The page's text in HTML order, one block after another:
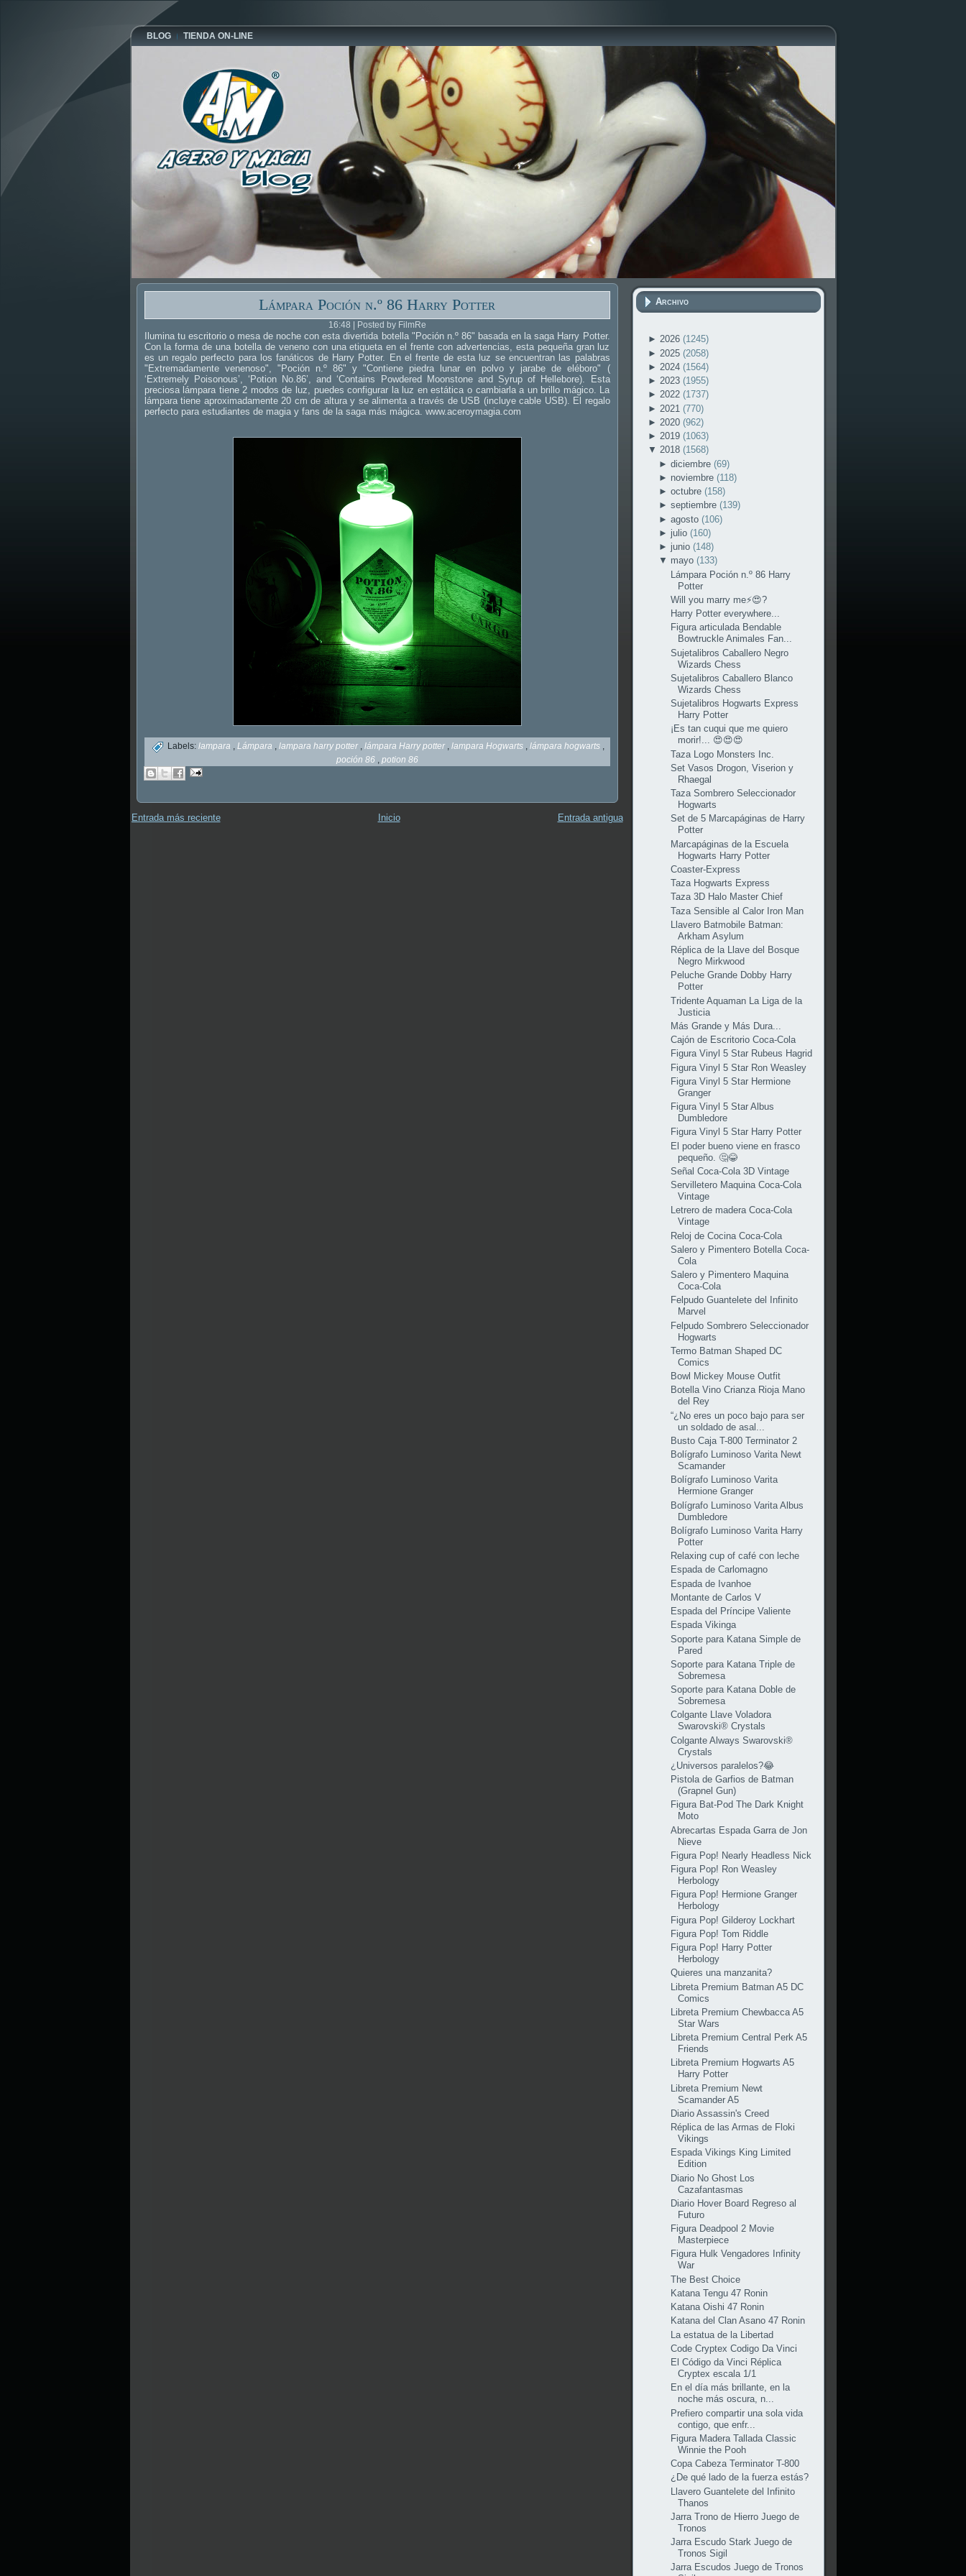
BLOG TIENDA ON-LINE
Lámpara Poción n.º 86 Harry Potter
16:48 | Posted by FilmRe
Ilumina tu escritorio o mesa de noche con esta divertida botella "Poción n.º 86" basada en la saga Harry Potter.
Con la forma de una botella de veneno con una etiqueta en el frente con advertencias, esta pequeña gran luz
es un regalo perfecto para los fanáticos de Harry Potter. En el frente de esta luz se encuentran las palabras
"Extremadamente venenoso", "Poción n.º 86" y "Contiene piedra lunar en polvo y jarabe de eléboro" (
‘Extremely Poisonous’, ‘Potion No.86’, and ‘Contains Powdered Moonstone and Syrup of Hellebore). Esta
preciosa lámpara tiene 2 modos de luz, puedes configurar la luz en estática o cambiarla a un brillo mágico. La
lámpara tiene aproximadamente 20 cm de altura y se alimenta a través de USB (incluye cable USB). El regalo
perfecto para estudiantes de magia y fans de la saga más mágica. www.aceroymagia.com
Labels: lampara , Lámpara , lampara harry potter , lámpara Harry potter , lampara Hogwarts , lámpara hogwarts ,
poción 86
potion 86
Entrada más reciente Entrada antigua
Inicio
Archivo
► 2026 (1245)
► 2025 (2058)
► 2024 (1564)
► 2023 (1955)
► 2022 (1737)
► 2021 (770)
► 2020 (962)
► 2019 (1063)
▼ 2018 (1568)
►diciembre(69)
► noviembre(118)
►octubre(158)
►septiembre(139)
►agosto(106)
► julio(160)
► junio(148)
▼ mayo(133)
Lámpara Poción n.º 86 Harry
Potter
Will you marry me⚡😍?
Harry Potter everywhere...
Figura articulada Bendable
Bowtruckle Animales Fan...
Sujetalibros Caballero Negro
Wizards Chess
Sujetalibros Caballero Blanco
Wizards Chess
Sujetalibros Hogwarts Express
Harry Potter
¡Es tan cuqui que me quiero
morir!... 😍😍😍
Taza Logo Monsters Inc.
Set Vasos Drogon, Viserion y
Rhaegal
Taza Sombrero Seleccionador
Hogwarts
Set de 5 Marcapáginas de Harry
Potter
Marcapáginas de la Escuela
Hogwarts Harry Potter
Coaster-Express
Taza Hogwarts Express
Taza 3D Halo Master Chief
Taza Sensible al Calor Iron Man
Llavero Batmobile Batman:
Arkham Asylum
Réplica de la Llave del Bosque
Negro Mirkwood
Peluche Grande Dobby Harry
Potter
Tridente Aquaman La Liga de la
Justicia
Más Grande y Más Dura...
Cajón de Escritorio Coca-Cola
Figura Vinyl 5 Star Rubeus Hagrid
Figura Vinyl 5 Star Ron Weasley
Figura Vinyl 5 Star Hermione
Granger
Figura Vinyl 5 Star Albus
Dumbledore
Figura Vinyl 5 Star Harry Potter
El poder bueno viene en frasco
pequeño. 🤔😂
Señal Coca-Cola 3D Vintage
Servilletero Maquina Coca-Cola
Vintage
Letrero de madera Coca-Cola
Vintage
Reloj de Cocina Coca-Cola
Salero y Pimentero Botella Coca-
Cola
Salero y Pimentero Maquina
Coca-Cola
Felpudo Guantelete del Infinito
Marvel
Felpudo Sombrero Seleccionador
Hogwarts
Termo Batman Shaped DC
Comics
Bowl Mickey Mouse Outfit
Botella Vino Crianza Rioja Mano
del Rey
“¿No eres un poco bajo para ser
un soldado de asal...
Busto Caja T-800 Terminator 2
Bolígrafo Luminoso Varita Newt
Scamander
Bolígrafo Luminoso Varita
Hermione Granger
Bolígrafo Luminoso Varita Albus
Dumbledore
Bolígrafo Luminoso Varita Harry
Potter
Relaxing cup of café con leche
Espada de Carlomagno
Espada de Ivanhoe
Montante de Carlos V
Espada del Príncipe Valiente
Espada Vikinga
Soporte para Katana Simple de
Pared
Soporte para Katana Triple de
Sobremesa
Soporte para Katana Doble de
Sobremesa
Colgante Llave Voladora
Swarovski® Crystals
Colgante Always Swarovski®
Crystals
¿Universos paralelos?😂
Pistola de Garfios de Batman
(Grapnel Gun)
Figura Bat-Pod The Dark Knight
Moto
Abrecartas Espada Garra de Jon
Nieve
Figura Pop! Nearly Headless Nick
Figura Pop! Ron Weasley
Herbology
Figura Pop! Hermione Granger
Herbology
Figura Pop! Gilderoy Lockhart
Figura Pop! Tom Riddle
Figura Pop! Harry Potter
Herbology
Quieres una manzanita?
Libreta Premium Batman A5 DC
Comics
Libreta Premium Chewbacca A5
Star Wars
Libreta Premium Central Perk A5
Friends
Libreta Premium Hogwarts A5
Harry Potter
Libreta Premium Newt
Scamander A5
Diario Assassin's Creed
Réplica de las Armas de Floki
Vikings
Espada Vikings King Limited
Edition
Diario No Ghost Los
Cazafantasmas
Diario Hover Board Regreso al
Futuro
Figura Deadpool 2 Movie
Masterpiece
Figura Hulk Vengadores Infinity
War
The Best Choice
Katana Tengu 47 Ronin
Katana Oishi 47 Ronin
Katana del Clan Asano 47 Ronin
La estatua de la Libertad
Code Cryptex Codigo Da Vinci
El Código da Vinci Réplica
Cryptex escala 1/1
En el día más brillante, en la
noche más oscura, n...
Prefiero compartir una sola vida
contigo, que enfr...
Figura Madera Tallada Classic
Winnie the Pooh
Copa Cabeza Terminator T-800
¿De qué lado de la fuerza estás?
Llavero Guantelete del Infinito
Thanos
Jarra Trono de Hierro Juego de
Tronos
Jarra Escudo Stark Juego de
Tronos Sigil
Jarra Escudos Juego de Tronos